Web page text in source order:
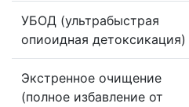
УБОД (ультрабыстрая
опиоидная детоксикация)
Экстренное очищение
(полное избавление от